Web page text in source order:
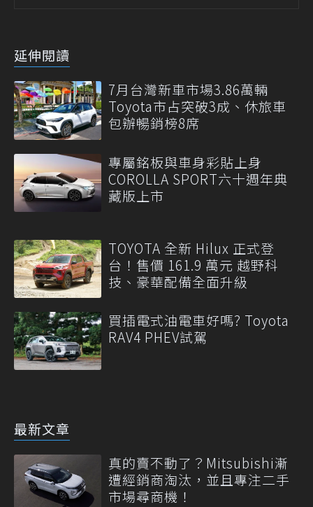
延伸閱讀
7月台灣新車市場3.86萬輛
Toyota市占突破3成、休旅車
包辦暢銷榜8席
專屬銘板與車身彩貼上身
COROLLA SPORT六十週年典
藏版上市
TOYOTA 全新 Hilux 正式登
台！售價 161.9 萬元 越野科
技、豪華配備全面升級
買插電式油電車好嗎? Toyota
RAV4 PHEV試駕
最新文章
真的賣不動了？Mitsubishi漸
遭經銷商淘汰，並且專注二手
市場尋商機！